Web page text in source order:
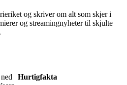
og skriver om alt som skjer i
og streamingnyheter til skjulte
Hurtigfakta